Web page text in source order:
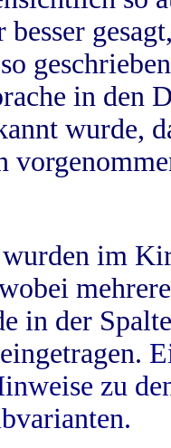
besser
in
wurde,
im
in der
zu